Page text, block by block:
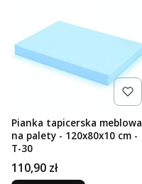
Pianka tapicerska meblowa
na palety - 120x80x10 cm -
T-30
Cena
110,90 zł